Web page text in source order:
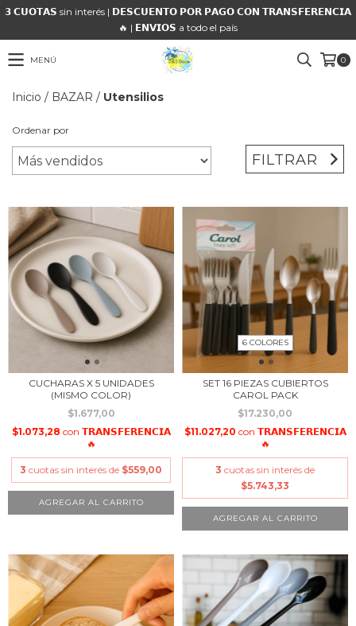
𝟯 𝗖𝗨𝗢𝗧𝗔𝗦 sin interés | 𝗗𝗘𝗦𝗖𝗨𝗘𝗡𝗧𝗢 𝗣𝗢𝗥 𝗣𝗔𝗚𝗢 𝗖𝗢𝗡 𝗧𝗥𝗔𝗡𝗦𝗙𝗘𝗥𝗘𝗡𝗖𝗜𝗔
🔥 | 𝗘𝗡𝗩𝗜𝗢𝗦 a todo el país
MENÚ 0
Inicio / BAZAR / Utensilios
Ordenar por
FILTRAR
CUCHARAS X 5 UNIDADES
(MISMO COLOR)
$1.677,00
$1.073,28 con 𝗧𝗥𝗔𝗡𝗦𝗙𝗘𝗥𝗘𝗡𝗖𝗜𝗔
🔥
3 cuotas sin interés de $559,00
6 COLORES
SET 16 PIEZAS CUBIERTOS
CAROL PACK
$17.230,00
$11.027,20 con 𝗧𝗥𝗔𝗡𝗦𝗙𝗘𝗥𝗘𝗡𝗖𝗜𝗔
🔥
3 cuotas sin interés de
$5.743,33
AGREGAR AL CARRITO